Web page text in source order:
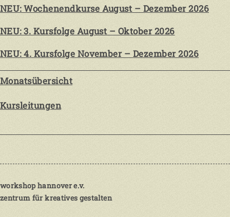
NEU: Wochenendkurse August – Dezember 2026
NEU: 3. Kursfolge August – Oktober 2026
NEU: 4. Kursfolge November – Dezember 2026
Monatsübersicht
Kursleitungen
workshop hannover e.v.
zentrum für kreatives gestalten